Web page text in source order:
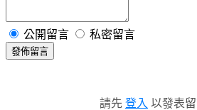
公開留言 私密留言
發佈留言
請先 登入 以發表留